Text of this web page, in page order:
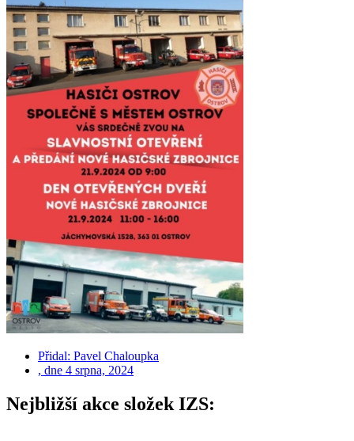
Přidal: Pavel Chaloupka
, dne 4 srpna, 2024
Nejbližší akce složek IZS: